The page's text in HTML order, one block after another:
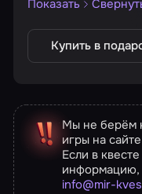
Показать
Купить в
Мы не берём
игры на
Если в
информацию,
info@mir-